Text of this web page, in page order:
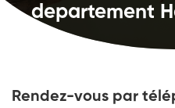
departement
Rendez-vous par